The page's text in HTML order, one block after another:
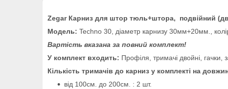
Zegar Карниз для штор тюль+штора, подвійний
Модель: Techno 30, діаметр карнизу 30мм+20мм.,
Вартість вказана за повний комплект!
У комплект входить: Профіля, тримачі двойні, гачки,
Кількість тримачів до карниз у комплекті на
від 100см. до 200см. : 2 шт.